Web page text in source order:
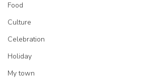
Food
Culture
Celebration
Holiday
My town